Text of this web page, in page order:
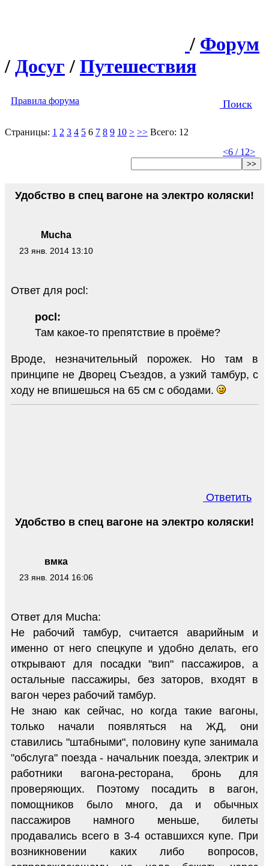
/ Форум
/ Досуг / Путешествия
Правила форума Поиск
Страницы: 1 2 3 4 5 6 7 8 9 10 > >> Всего: 12
<6 / 12>
>>
Mucha
23 янв. 2014 13:10
Удобство в спец вагоне на электро коляски!
Ответ для pocl:
pocl:
Там какое-то препятствие в проёме?
Вроде, незначительный порожек. Но там в
принципе не Дворец Съездов, а узкий тамбур, с
ходу не впишешься на 65 см с ободами.
Ответить
вмка
23 янв. 2014 16:06
Удобство в спец вагоне на электро коляски!
Ответ для Mucha:
Не рабочий тамбур, считается аварийным и
именно от него спецкупе и удобно делать, его
открывают для посадки "вип" пассажиров, а
остальные пассажиры, без заторов, входят в
вагон через рабочий тамбур.
Не знаю как сейчас, но когда такие вагоны,
только начали появляться на ЖД, они
ставились "штабными", половину купе занимала
"обслуга" поезда - начальник поезда, электрик и
работники вагона-ресторана, бронь для
проверяющих. Поэтому посадить в вагон,
помощников было много, да и обычных
пассажиров намного меньше, билеты
продавались всего в 3-4 оставшихся купе. При
возникновении каких либо вопросов,